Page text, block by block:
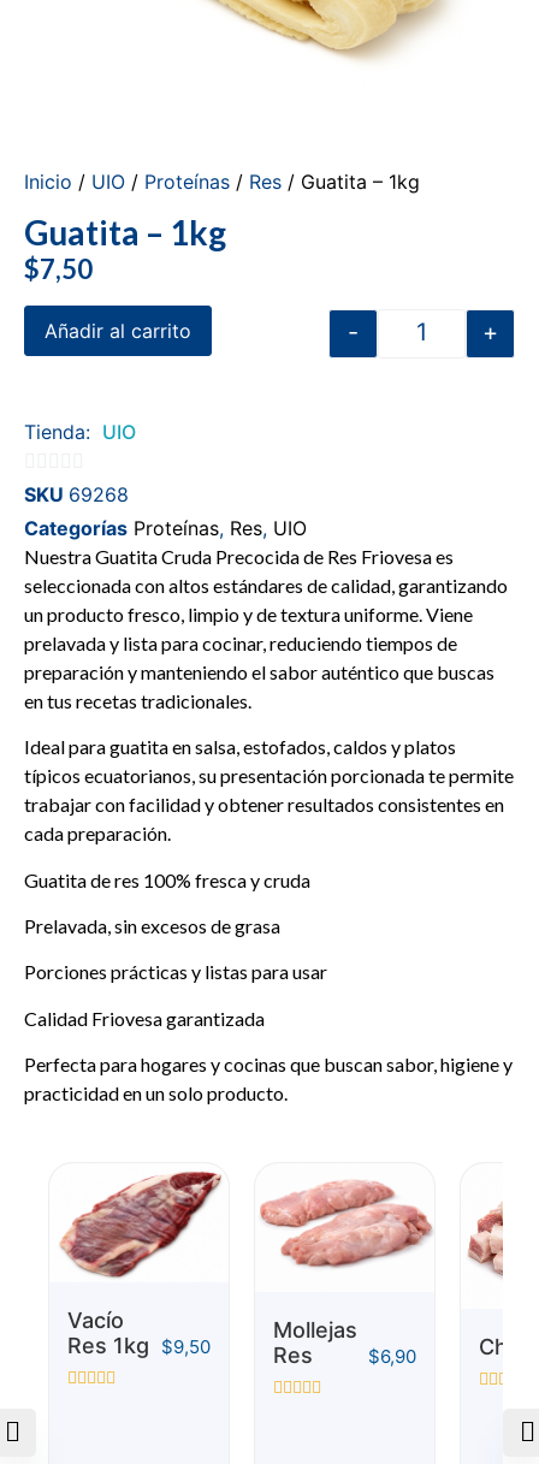
Inicio / UIO / Proteínas / Res / Guatita – 1kg
Guatita – 1kg
$7,50
- +
Añadir al carrito
Tienda: UIO
0
de
5
SKU 69268
Categorías Proteínas, Res, UIO
Nuestra Guatita Cruda Precocida de Res Friovesa es
seleccionada con altos estándares de calidad, garantizando
un producto fresco, limpio y de textura uniforme. Viene
prelavada y lista para cocinar, reduciendo tiempos de
preparación y manteniendo el sabor auténtico que buscas
en tus recetas tradicionales.
Ideal para guatita en salsa, estofados, caldos y platos
típicos ecuatorianos, su presentación porcionada te permite
trabajar con facilidad y obtener resultados consistentes en
cada preparación.
Guatita de res 100% fresca y cruda
Prelavada, sin excesos de grasa
Porciones prácticas y listas para usar
Calidad Friovesa garantizada
Perfecta para hogares y cocinas que buscan sabor, higiene y
practicidad en un solo producto.
Vacío
Res 1kg
$9,50
Mollejas
Res
$6,90